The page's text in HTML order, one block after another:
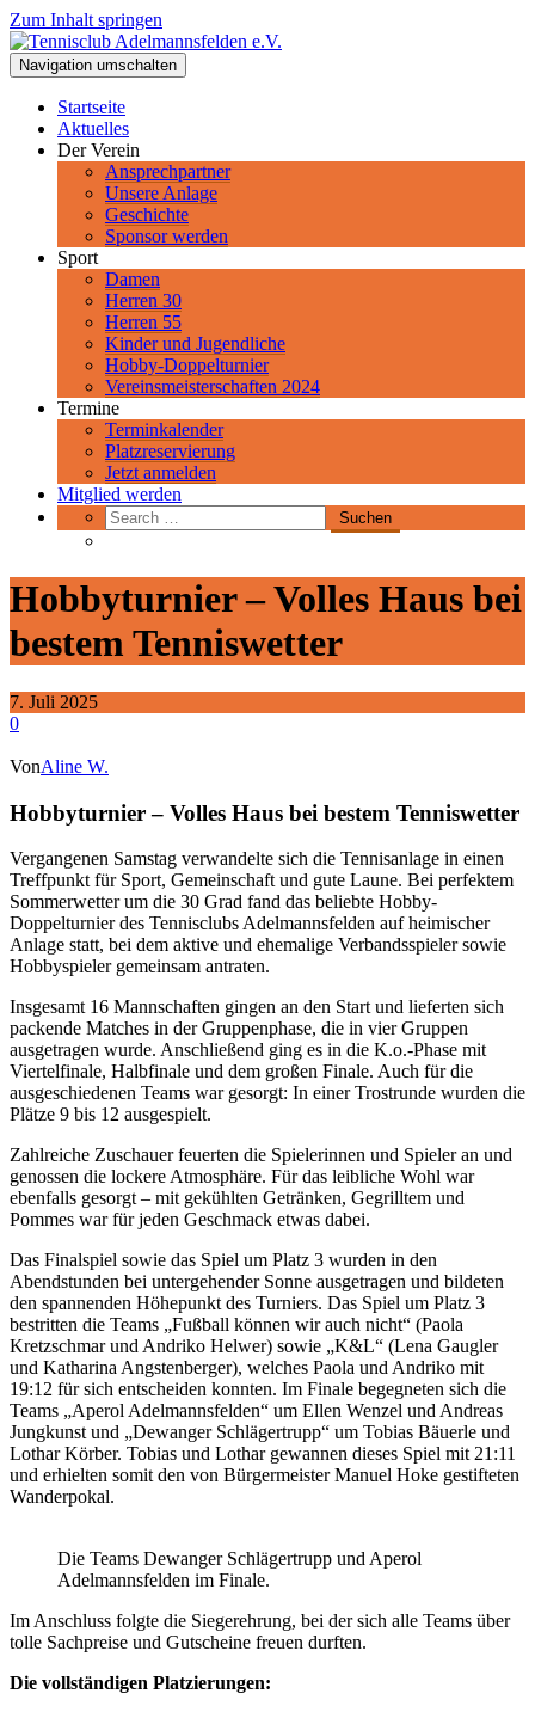
Zum Inhalt springen
Tennisclub Adelmannsfelden e.V.
Spiel, Satz und Sieg! Herzlich Willkommen beim Tennisclub
Adelmannsfelden im schwäbischen Ostalbkreis.
Navigation umschalten
Startseite
Aktuelles
Der Verein
Ansprechpartner
Unsere Anlage
Geschichte
Sponsor werden
Sport
Damen
Herren 30
Herren 55
Kinder und Jugendliche
Hobby-Doppelturnier
Vereinsmeisterschaften 2024
Termine
Terminkalender
Platzreservierung
Jetzt anmelden
Mitglied werden
Hobbyturnier – Volles Haus bei
bestem Tenniswetter
7. Juli 2025
0
VonAline W.
Hobbyturnier – Volles Haus bei bestem Tenniswetter
Vergangenen Samstag verwandelte sich die Tennisanlage in einen
Treffpunkt für Sport, Gemeinschaft und gute Laune. Bei perfektem
Sommerwetter um die 30 Grad fand das beliebte Hobby-
Doppelturnier des Tennisclubs Adelmannsfelden auf heimischer
Anlage statt, bei dem aktive und ehemalige Verbandsspieler sowie
Hobbyspieler gemeinsam antraten.
Insgesamt 16 Mannschaften gingen an den Start und lieferten sich
packende Matches in der Gruppenphase, die in vier Gruppen
ausgetragen wurde. Anschließend ging es in die K.o.-Phase mit
Viertelfinale, Halbfinale und dem großen Finale. Auch für die
ausgeschiedenen Teams war gesorgt: In einer Trostrunde wurden die
Plätze 9 bis 12 ausgespielt.
Zahlreiche Zuschauer feuerten die Spielerinnen und Spieler an und
genossen die lockere Atmosphäre. Für das leibliche Wohl war
ebenfalls gesorgt – mit gekühlten Getränken, Gegrilltem und
Pommes war für jeden Geschmack etwas dabei.
Das Finalspiel sowie das Spiel um Platz 3 wurden in den
Abendstunden bei untergehender Sonne ausgetragen und bildeten
den spannenden Höhepunkt des Turniers. Das Spiel um Platz 3
bestritten die Teams „Fußball können wir auch nicht“ (Paola
Kretzschmar und Andriko Helwer) sowie „K&L“ (Lena Gaugler
und Katharina Angstenberger), welches Paola und Andriko mit
19:12 für sich entscheiden konnten. Im Finale begegneten sich die
Teams „Aperol Adelmannsfelden“ um Ellen Wenzel und Andreas
Jungkunst und „Dewanger Schlägertrupp“ um Tobias Bäuerle und
Lothar Körber. Tobias und Lothar gewannen dieses Spiel mit 21:11
und erhielten somit den von Bürgermeister Manuel Hoke gestifteten
Wanderpokal.
Die Teams Dewanger Schlägertrupp und Aperol
Adelmannsfelden im Finale.
Im Anschluss folgte die Siegerehrung, bei der sich alle Teams über
tolle Sachpreise und Gutscheine freuen durften.
Die vollständigen Platzierungen: